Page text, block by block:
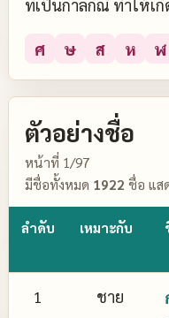
ที่เป็นกาลกิณี ทำให้เ
ศ ษ ส ห ฬ
ตัวอย่างชื่อ
หน้าที่ 1/97
มีชื่อทั้งหมด 1922 ชื่อ แส
ลำดับ เหมาะกับ
1 ชาย